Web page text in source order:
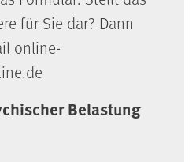
für Sie dar? Dann
online-
Belastung